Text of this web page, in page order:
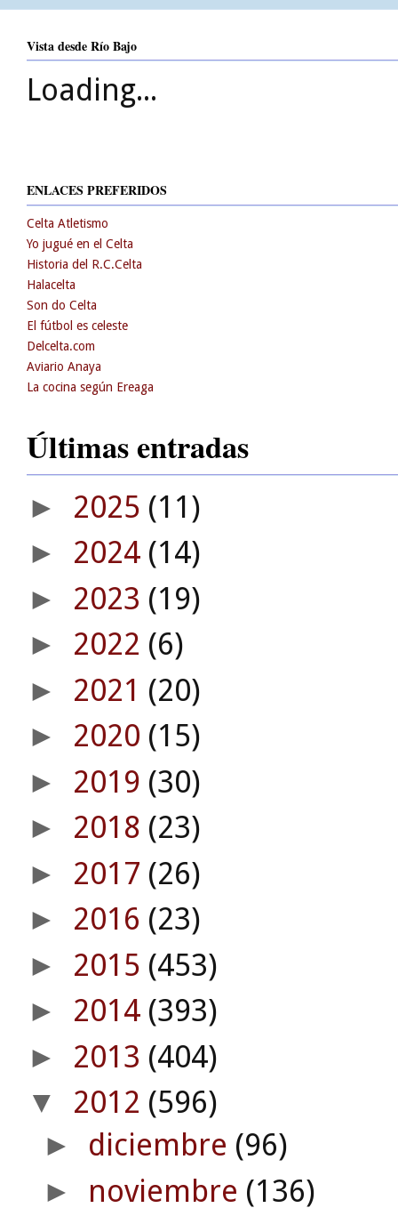
Vista desde Río Bajo
Loading...
ENLACES PREFERIDOS
Celta Atletismo
Yo jugué en el Celta
Historia del R.C.Celta
Halacelta
Son do Celta
El fútbol es celeste
Delcelta.com
Aviario Anaya
La cocina según Ereaga
Últimas entradas
► 2025 (11)
► 2024 (14)
► 2023 (19)
► 2022 (6)
► 2021 (20)
► 2020 (15)
► 2019 (30)
► 2018 (23)
► 2017 (26)
► 2016 (23)
► 2015 (453)
► 2014 (393)
► 2013 (404)
▼ 2012 (596)
► diciembre (96)
► noviembre (136)